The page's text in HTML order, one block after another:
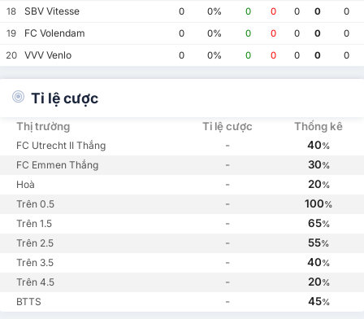
18
SBV Vitesse 0 0% 0 0 0 0
0
19
FC Volendam 0 0% 0 0 0 0
0
20
VVV Venlo 0 0% 0 0 0 0 0
Tỉ lệ cược
Thị trường Tỉ lệ cược Thống kê
FC Utrecht II Thắng - 40%
FC Emmen Thắng - 30%
Hoà - 20%
Trên 0.5 - 100%
Trên 1.5 - 65%
Trên 2.5 - 55%
Trên 3.5 - 40%
Trên 4.5 - 20%
BTTS - 45%